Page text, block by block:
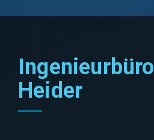
Ingenieurbüro
Heider